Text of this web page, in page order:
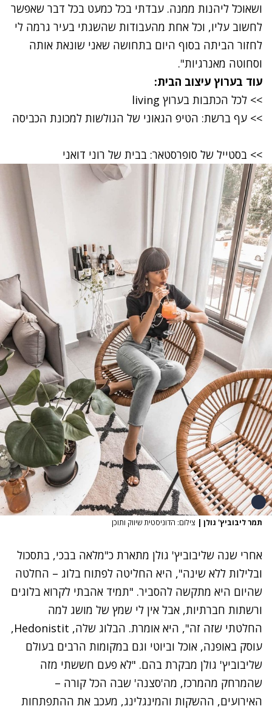
ושאוכל ליהנות ממנה. עבדתי בכל כמעט בכל דבר שאפשר
לחשוב עליו, וכל אחת מהעבודות שהשגתי בעיר גרמה לי
לחזור הביתה בסוף היום בתחושה שאני שונאת אותה
וסחוטה מאנרגיות".
עוד בערוץ עיצוב הבית:
>> לכל הכתבות בערוץ living
>> עף ברשת: הטיפ הגאוני של הגולשות למכונת הכביסה
>> בסטייל של סופרסטאר: בבית של רוני דואני
תמר ליבוביץ' גולן | צילום: הדוניסטית שיווק ותוכן
אחרי שנה שליבוביץ' גולן מתארת כ"מלאה בבכי, בתסכול
ובלילות ללא שינה", היא החליטה לפתוח בלוג – החלטה
שהיום היא מתקשה להסביר. "תמיד אהבתי לקרוא בלוגים
ורשתות חברתיות, אבל אין לי שמץ של מושג למה
החלטתי שזה זה", היא אומרת. הבלוג שלה, Hedonistit
,
עוסק באופנה, אוכל וביוטי וגם במקומות הרבים בעולם
שליבוביץ' גולן מבקרת בהם. "לא פעם חששתי מזה
שהמרחק מהמרכז, מה'סצנה' שבה הכל קורה –
האירועים, ההשקות והמינגלינג, מעכב את ההתפתחות